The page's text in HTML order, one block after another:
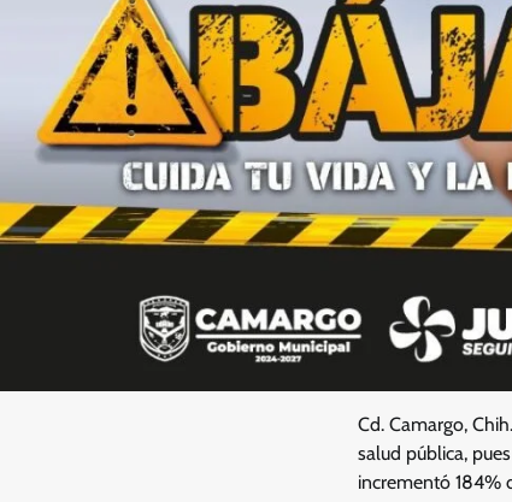
Cd. Camargo,
salud pública,
incrementó 184%